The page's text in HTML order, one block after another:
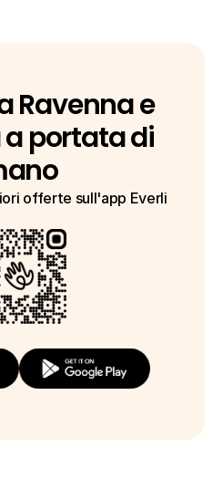
Ravenna e
portata di
offerte sull'app Everli